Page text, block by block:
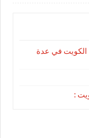
في عدة
: